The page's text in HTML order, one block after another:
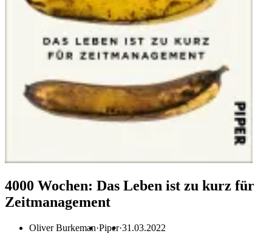
4000 Wochen: Das Leben ist zu kurz für
Zeitmanagement
Oliver Burkeman Piper 31.03.2022